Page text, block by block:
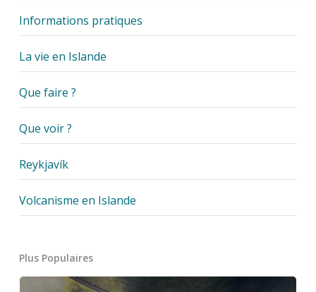
Informations pratiques
La vie en Islande
Que faire ?
Que voir ?
Reykjavík
Volcanisme en Islande
Plus Populaires